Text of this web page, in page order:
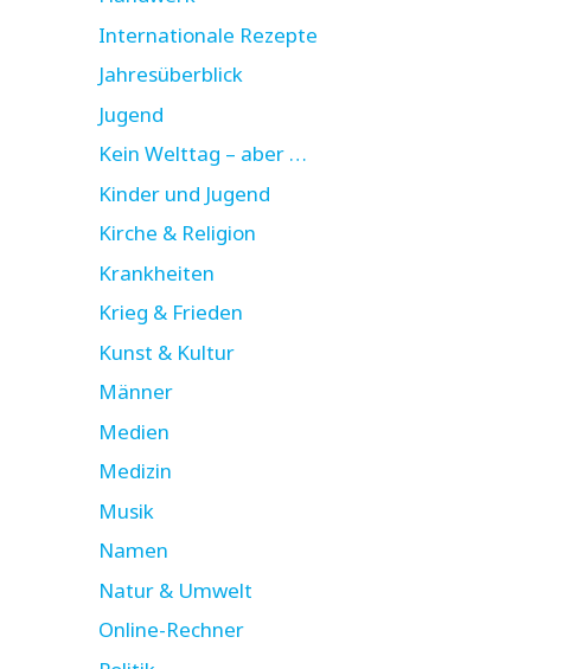
Internationale Rezepte
Jahresüberblick
Jugend
Kein Welttag – aber …
Kinder und Jugend
Kirche & Religion
Krankheiten
Krieg & Frieden
Kunst & Kultur
Männer
Medien
Medizin
Musik
Namen
Natur & Umwelt
Online-Rechner